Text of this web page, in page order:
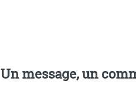
Un message, un